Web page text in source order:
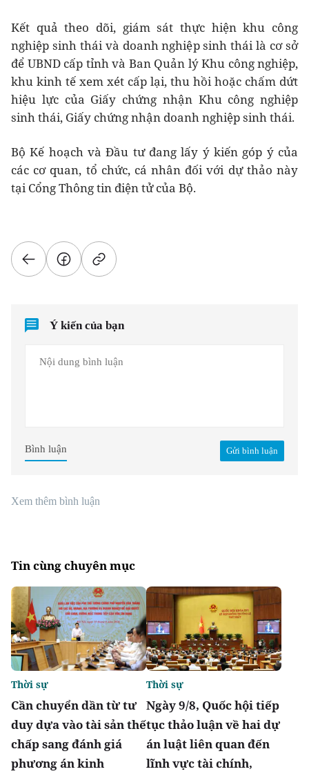
Kết quả theo dõi, giám sát thực hiện khu công
nghiệp sinh thái và doanh nghiệp sinh thái là cơ sở
để UBND cấp tỉnh và Ban Quản lý Khu công nghiệp,
khu kinh tế xem xét cấp lại, thu hồi hoặc chấm dứt
hiệu lực của Giấy chứng nhận Khu công nghiệp
sinh thái, Giấy chứng nhận doanh nghiệp sinh thái.
Bộ Kế hoạch và Đầu tư đang lấy ý kiến góp ý của
các cơ quan, tổ chức, cá nhân đối với dự thảo này
tại Cổng Thông tin điện tử của Bộ.
Ý kiến của bạn
Gửi bình luận
Bình luận
Xem thêm bình luận
Tin cùng chuyên mục
Cần chuyển dần từ tư
duy dựa vào tài sản thế
chấp sang đánh giá
phương án kinh
Thời sự
Ngày 9/8, Quốc hội tiếp
tục thảo luận về hai dự
án luật liên quan đến
lĩnh vực tài chính,
Thời sự